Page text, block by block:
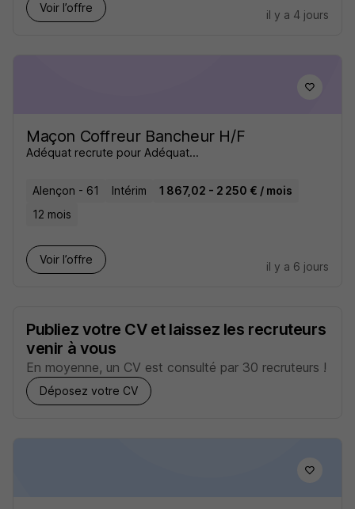
Voir l’offre
il y a 4 jours
Maçon Coffreur Bancheur H/F
Adéquat recrute pour Adéquat...
Alençon - 61 Intérim
1 867,02 - 2 250 € / mois
12 mois
Voir l’offre
il y a 6 jours
Publiez votre CV et laissez les recruteurs
venir à vous
En moyenne, un CV est consulté par 30 recruteurs !
Déposez votre CV